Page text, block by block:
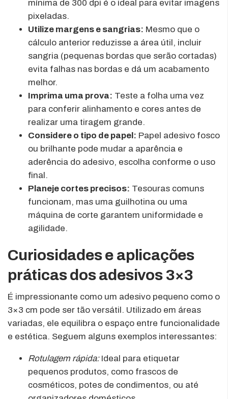
mínima de 300 dpi é o ideal para evitar imagens
pixeladas.
Utilize margens e sangrias: Mesmo que o
cálculo anterior reduzisse a área útil, incluir
sangria (pequenas bordas que serão cortadas)
evita falhas nas bordas e dá um acabamento
melhor.
Imprima uma prova: Teste a folha uma vez
para conferir alinhamento e cores antes de
realizar uma tiragem grande.
Considere o tipo de papel: Papel adesivo fosco
ou brilhante pode mudar a aparência e
aderência do adesivo, escolha conforme o uso
final.
Planeje cortes precisos: Tesouras comuns
funcionam, mas uma guilhotina ou uma
máquina de corte garantem uniformidade e
agilidade.
Curiosidades e aplicações
práticas dos adesivos 3×3
É impressionante como um adesivo pequeno como o
3×3 cm pode ser tão versátil. Utilizado em áreas
variadas, ele equilibra o espaço entre funcionalidade
e estética. Seguem alguns exemplos interessantes:
Rotulagem rápida:Ideal para etiquetar
pequenos produtos, como frascos de
cosméticos, potes de condimentos, ou até